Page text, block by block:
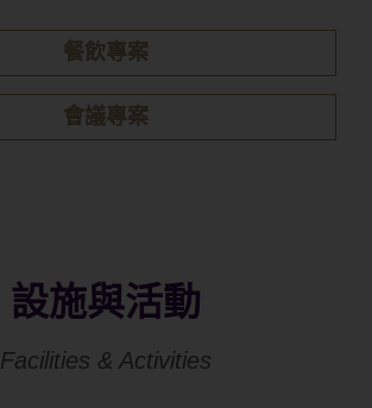
餐飲專案
會議專案
設施與活動
Facilities & Activities